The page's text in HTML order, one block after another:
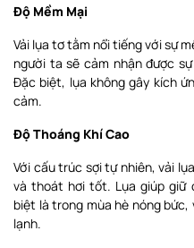
Độ Mềm Mại
Vải lụa tơ tằm nổi tiếng với sự
người ta sẽ cảm nhận được
Đặc biệt, lụa không gây kích
cảm.
Độ Thoáng Khí Cao
Với cấu trúc sợi tự nhiên, vải
và thoát hơi tốt. Lụa giúp giữ
biệt là trong mùa hè nóng
lạnh.